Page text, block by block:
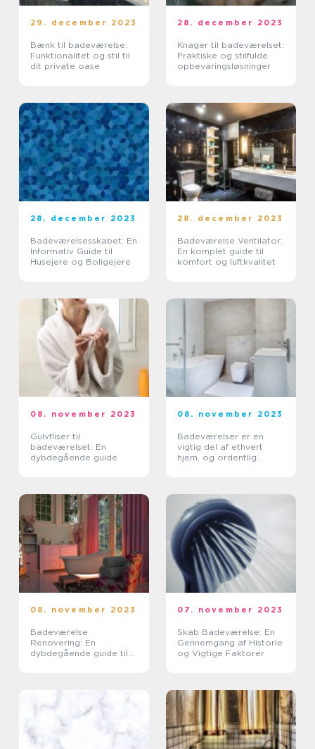
29. december 2023
Bænk til badeværelse:
Funktionalitet og stil til
dit private oase
28. december 2023
Knager til badeværelset:
Praktiske og stilfulde
opbevaringsløsninger
28. december 2023
Badeværelsesskabet: En
Informativ Guide til
Husejere og Boligejere
28. december 2023
Badeværelse Ventilator:
En komplet guide til
komfort og luftkvalitet
08. november 2023
Gulvfliser til
badeværelset: En
dybdegående guide
08. november 2023
Badeværelser er en
vigtig del af ethvert
hjem, og ordentlig
organiseret og
funktionelt
08. november 2023
Badeværelse
Renovering: En
dybdegående guide til
07. november 2023
Skab Badeværelse: En
Gennemgang af Historie
og Vigtige Faktorer